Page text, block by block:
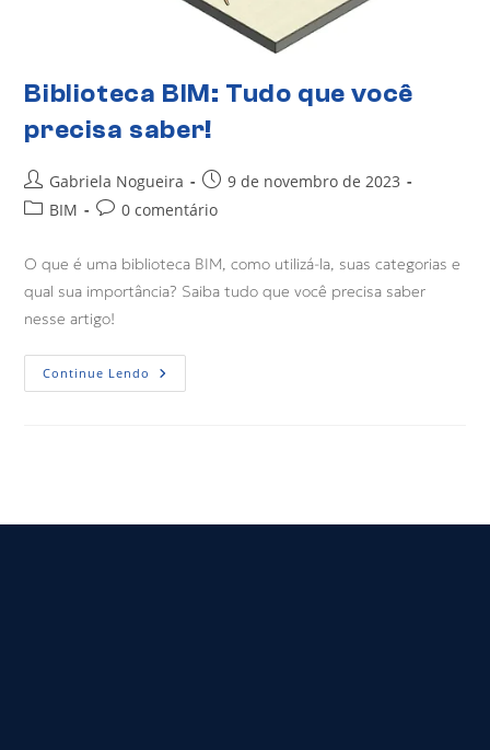
Biblioteca BIM: Tudo que você
precisa saber!
Gabriela Nogueira
9 de novembro de 2023
BIM
0 comentário
O que é uma biblioteca BIM, como utilizá-la, suas categorias e
qual sua importância? Saiba tudo que você precisa saber
nesse artigo!
Continue Lendo